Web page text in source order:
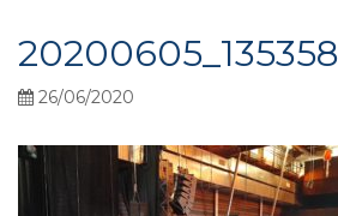
20200605_135358
26/06/2020